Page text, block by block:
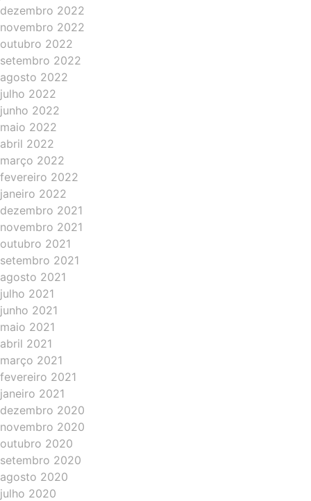
dezembro 2022
novembro 2022
outubro 2022
setembro 2022
agosto 2022
julho 2022
junho 2022
maio 2022
abril 2022
março 2022
fevereiro 2022
janeiro 2022
dezembro 2021
novembro 2021
outubro 2021
setembro 2021
agosto 2021
julho 2021
junho 2021
maio 2021
abril 2021
março 2021
fevereiro 2021
janeiro 2021
dezembro 2020
novembro 2020
outubro 2020
setembro 2020
agosto 2020
julho 2020